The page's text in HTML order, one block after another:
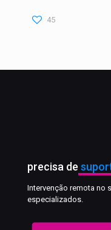
45
precisa de
Intervenção remota no
especializados.